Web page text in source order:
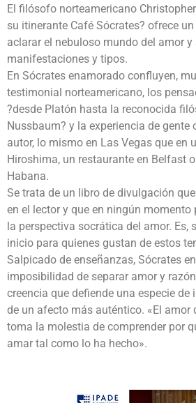
El filósofo norteamericano
su itinerante Café Sócrates? ofrece
aclarar el nebuloso mundo del amor y
manifestaciones y tipos.
En Sócrates enamorado confluyen,
testimonial norteamericano, los
?desde Platón hasta la reconocida
Nussbaum? y la experiencia de gente
autor, lo mismo en Las Vegas que en
Hiroshima, un restaurante en Belfast
Habana.
Se trata de un libro de divulgación
en el lector y que en ningún momento
la perspectiva socrática del amor. Es,
inicio para quienes gustan de estos
Salpicado de enseñanzas, Sócrates
imposibilidad de separar amor y
creencia que defiende una especie
de un afecto más auténtico. «El amor
toma la molestia de comprender por
amar tal como lo ha hecho».